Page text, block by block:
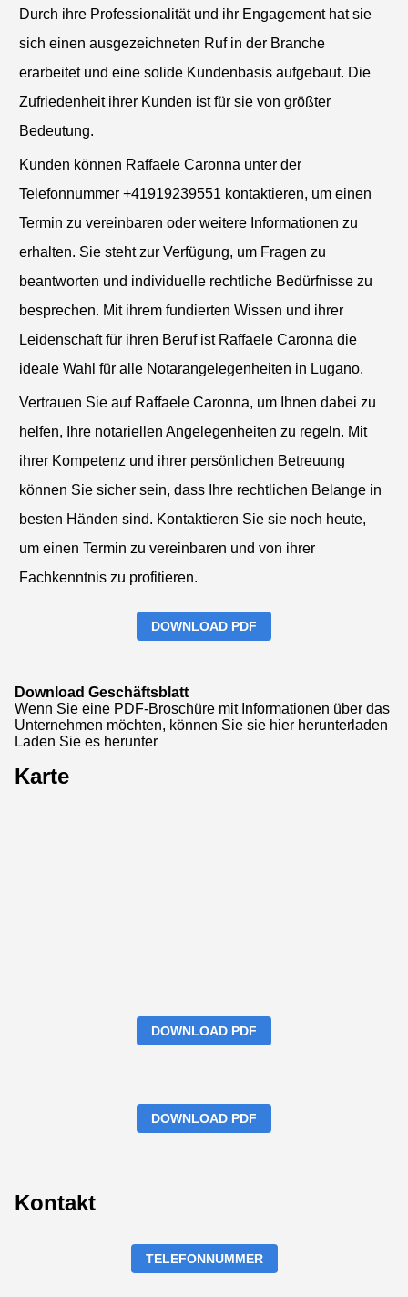
Durch ihre Professionalität und ihr Engagement hat sie
sich einen ausgezeichneten Ruf in der Branche
erarbeitet und eine solide Kundenbasis aufgebaut. Die
Zufriedenheit ihrer Kunden ist für sie von größter
Bedeutung.
Kunden können Raffaele Caronna unter der
Telefonnummer +41919239551 kontaktieren, um einen
Termin zu vereinbaren oder weitere Informationen zu
erhalten. Sie steht zur Verfügung, um Fragen zu
beantworten und individuelle rechtliche Bedürfnisse zu
besprechen. Mit ihrem fundierten Wissen und ihrer
Leidenschaft für ihren Beruf ist Raffaele Caronna die
ideale Wahl für alle Notarangelegenheiten in Lugano.
Vertrauen Sie auf Raffaele Caronna, um Ihnen dabei zu
helfen, Ihre notariellen Angelegenheiten zu regeln. Mit
ihrer Kompetenz und ihrer persönlichen Betreuung
können Sie sicher sein, dass Ihre rechtlichen Belange in
besten Händen sind. Kontaktieren Sie sie noch heute,
um einen Termin zu vereinbaren und von ihrer
Fachkenntnis zu profitieren.
DOWNLOAD PDF
Download Geschäftsblatt
Wenn Sie eine PDF-Broschüre mit Informationen über das
Unternehmen möchten, können Sie sie hier herunterladen
Laden Sie es herunter
Karte
DOWNLOAD PDF
DOWNLOAD PDF
Kontakt
TELEFONNUMMER